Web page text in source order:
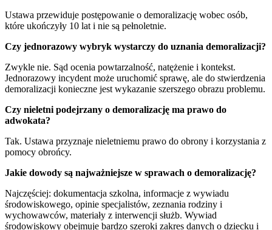
Ustawa przewiduje postępowanie o demoralizację wobec osób,
które ukończyły 10 lat i nie są pełnoletnie.
Czy jednorazowy wybryk wystarczy do uznania demoralizacji?
Zwykle nie. Sąd ocenia powtarzalność, natężenie i kontekst.
Jednorazowy incydent może uruchomić sprawę, ale do stwierdzenia
demoralizacji konieczne jest wykazanie szerszego obrazu problemu.
Czy nieletni podejrzany o demoralizację ma prawo do
adwokata?
Tak. Ustawa przyznaje nieletniemu prawo do obrony i korzystania z
pomocy obrońcy.
Jakie dowody są najważniejsze w sprawach o demoralizację?
Najczęściej: dokumentacja szkolna, informacje z wywiadu
środowiskowego, opinie specjalistów, zeznania rodziny i
wychowawców, materiały z interwencji służb. Wywiad
środowiskowy obejmuje bardzo szeroki zakres danych o dziecku i